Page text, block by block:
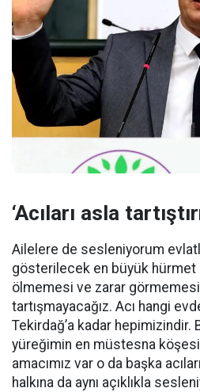
‘Acıları asla
Ailelere de sesleniyorum
gösterilecek en büyük hürmet
ölmemesi ve zarar
tartışmayacağız. Acı hangi
Tekirdağ’a kadar hepimizindir.
yüreğimin en müstesna
amacımız var o da başka
halkına da aynı açıklıkla